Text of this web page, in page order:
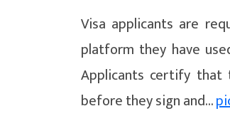
Visa applicants are
platform they have
Applicants certify
before they sign and…